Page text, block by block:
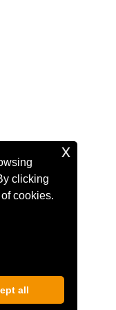
clicking
cookies.
all
x